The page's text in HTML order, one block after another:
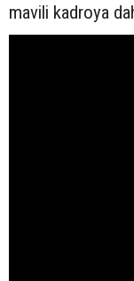
mavili kadroya